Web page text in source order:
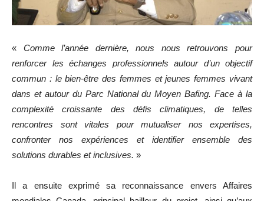
« Comme l’année dernière, nous nous retrouvons pour
renforcer les échanges professionnels autour d’un objectif
commun : le bien-être des femmes et jeunes femmes vivant
dans et autour du Parc National du Moyen Bafing. Face à la
complexité croissante des défis climatiques, de telles
rencontres sont vitales pour mutualiser nos expertises,
confronter nos expériences et identifier ensemble des
solutions durables et inclusives. »
Il a ensuite exprimé sa reconnaissance envers Affaires